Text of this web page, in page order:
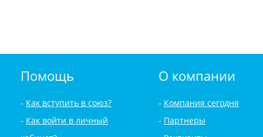
Помощь
Как вступить в союз?
Как войти в личный
О компании
Компания сегодня
Партнеры